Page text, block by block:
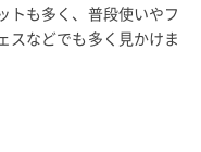
トも多く、普段使いやフ
スなどでも多く見かけま